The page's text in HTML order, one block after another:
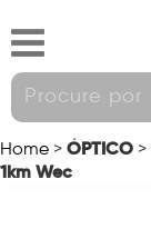
Home > ÓPTICO >
1km Wec